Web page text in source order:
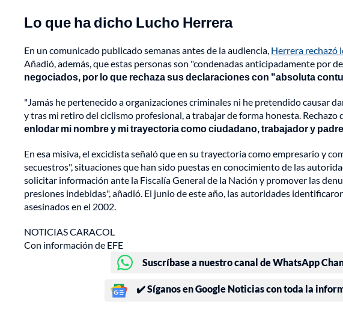
Lo que ha dicho Lucho Herrera
En un comunicado publicado semanas antes de la audiencia, Herrera rechazó
Añadió, además, que estas personas son "condenadas anticipadamente por
negociados, por lo que rechaza sus declaraciones con "absoluta
"Jamás he pertenecido a organizaciones criminales ni he pretendido causar
y tras mi retiro del ciclismo profesional, a trabajar de forma honesta. Rechazo
enlodar mi nombre y mi trayectoria como ciudadano, trabajador y
En esa misiva, el exciclista señaló que en su trayectoria como empresario y
secuestros", situaciones que han sido puestas en conocimiento de las
solicitar información ante la Fiscalía General de la Nación y promover las
presiones indebidas", añadió. El junio de este año, las autoridades
asesinados en el 2002.
NOTICIAS CARACOL
Con información de EFE
Suscríbase a nuestro canal de WhatsApp
✔️ Síganos en Google Noticias con toda la